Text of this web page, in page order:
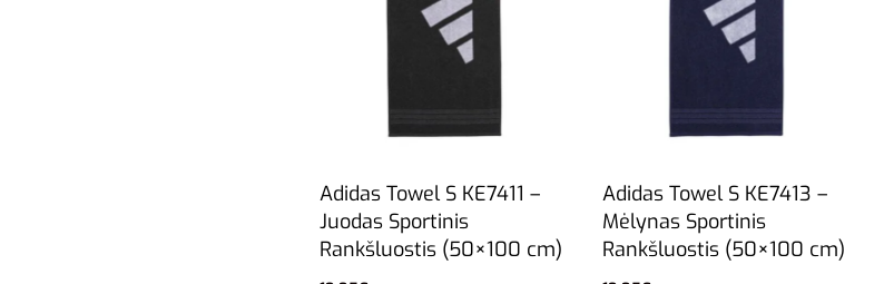
Adidas Towel S KE7411 –
Juodas Sportinis
Rankšluostis (50×100 cm)
Adidas Towel S KE7413 –
Mėlynas Sportinis
Rankšluostis (50×100 cm)